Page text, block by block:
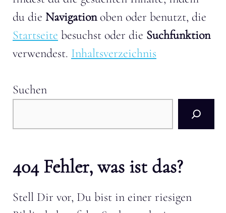
du die Navigation oben oder benutzt, die
Startseite besuchst oder die Suchfunktion
verwendest. Inhaltsverzeichnis
Suchen
404 Fehler, was ist das?
Stell Dir vor, Du bist in einer riesigen